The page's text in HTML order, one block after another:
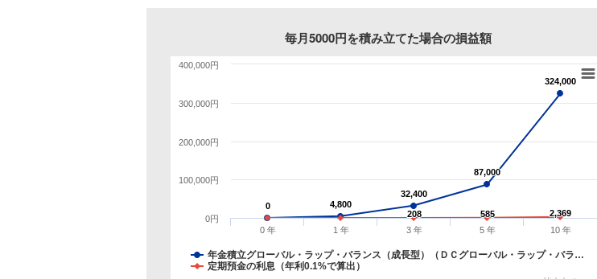
毎月5000円を積み立てた場合の損益額
0
0 4,800
4,800
32,400
32,400
87,000
87,000
324,000
324,000
208
208 585
585 2,369
2,369
年金積立グローバル・ラップ・バランス（成長型）（ＤＣグローバル・ラップ・バラ…
定期預金の利息（年利0.1%で算出）
0 年 1 年 3 年 5 年 10 年
0円
100,000円
200,000円
300,000円
400,000円